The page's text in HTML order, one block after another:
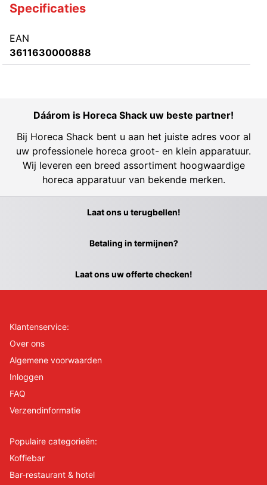
Specificaties
EAN
3611630000888
Dáárom is Horeca Shack uw beste partner!
Bij Horeca Shack bent u aan het juiste adres voor al
uw professionele horeca groot- en klein apparatuur.
Wij leveren een breed assortiment hoogwaardige
horeca apparatuur van bekende merken.
Laat ons u terugbellen!
Betaling in termijnen?
Laat ons uw offerte checken!
Klantenservice:
Over ons
Algemene voorwaarden
Inloggen
FAQ
Verzendinformatie
Populaire categorieën:
Koffiebar
Bar-restaurant & hotel